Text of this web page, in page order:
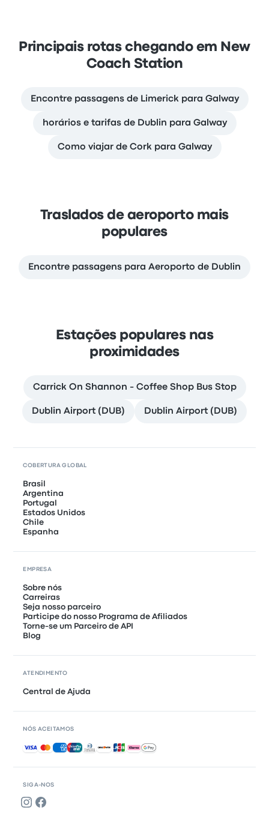
Principais rotas chegando em New
Coach Station
Encontre passagens de Limerick para Galway
horários e tarifas de Dublin para Galway
Como viajar de Cork para Galway
Traslados de aeroporto mais
populares
Encontre passagens para Aeroporto de Dublin
Estações populares nas
proximidades
Carrick On Shannon - Coffee Shop Bus Stop
Dublin Airport (DUB) Dublin Airport (DUB)
SIGA-NOS
COBERTURA GLOBAL
Brasil
Argentina
Portugal
Estados Unidos
Chile
Espanha
EMPRESA
Sobre nós
Carreiras
Seja nosso parceiro
Participe do nosso Programa de Afiliados
Torne-se um Parceiro de API
Blog
ATENDIMENTO
Central de Ajuda
NÓS ACEITAMOS
Pagamentos aceitos